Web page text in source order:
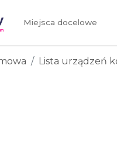
Miejsca docelowe
Lista urządzeń